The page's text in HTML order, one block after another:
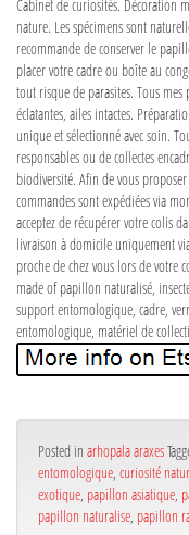
Cabinet de curiosités. Décoration
nature. Les spécimens sont
recommande de conserver le
placer votre cadre ou boîte au
tout risque de parasites. Tous
éclatantes, ailes intactes.
unique et sélectionné avec soin.
responsables ou de collectes
biodiversité. Afin de vous
commandes sont expédiées via
acceptez de récupérer votre colis
livraison à domicile uniquement
proche de chez vous lors de
made of papillon naturalisé,
support entomologique, cadre,
entomologique, matériel de
Posted in arhopala araxes
entomologique, curiosité
exotique, papillon asiatique,
papillon naturalise, papillon